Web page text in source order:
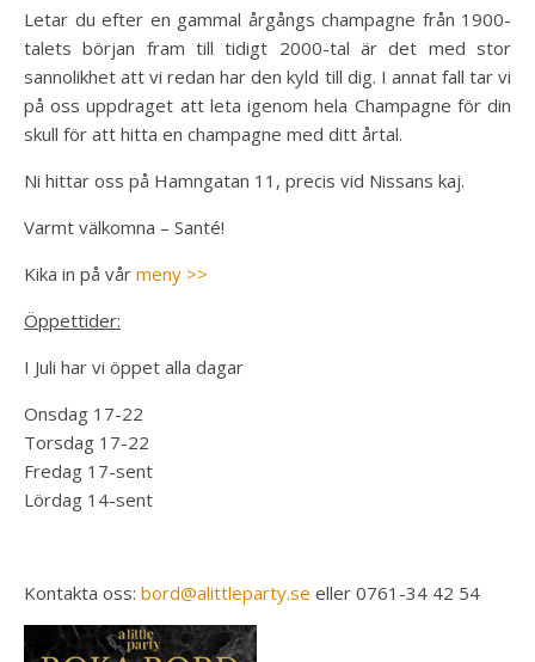
Letar du efter en gammal årgångs champagne från 1900-
talets början fram till tidigt 2000-tal är det med stor
sannolikhet att vi redan har den kyld till dig. I annat fall tar vi
på oss uppdraget att leta igenom hela Champagne för din
skull för att hitta en champagne med ditt årtal.
Ni hittar oss på Hamngatan 11, precis vid Nissans kaj.
Varmt välkomna – Santé!
Kika in på vår meny >>
Öppettider:
I Juli har vi öppet alla dagar
Onsdag 17-22
Torsdag 17-22
Fredag 17-sent
Lördag 14-sent
Kontakta oss: bord@alittleparty.se eller 0761-34 42 54